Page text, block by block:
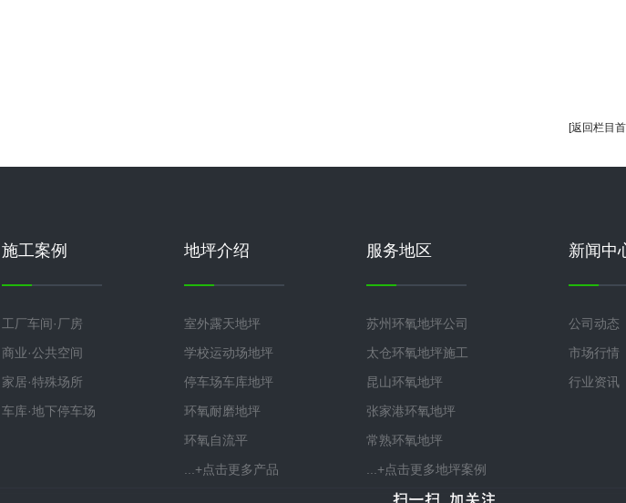
[返回栏目
施工案例
工厂车间·厂房
商业·公共空间
家居·特殊场所
车库·地下停车场
地坪介绍
室外露天地坪
学校运动场地坪
停车场车库地坪
环氧耐磨地坪
环氧自流平
...+点击更多产品
服务地区
苏州环氧地坪公司
太仓环氧地坪施工
昆山环氧地坪
张家港环氧地坪
常熟环氧地坪
...+点击更多地坪案例
新闻中
公司动态
市场行情
行业资讯